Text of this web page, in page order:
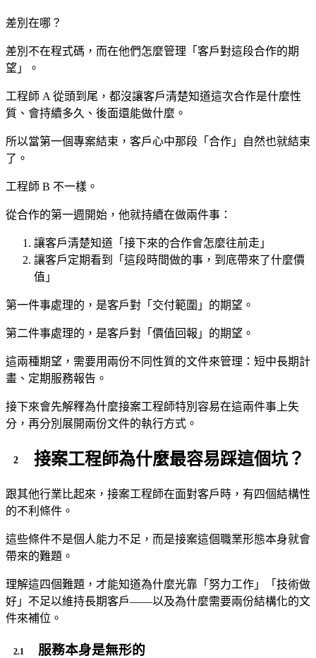
差別在哪？
差別不在程式碼，而在他們怎麼管理「客戶對這段合作的期
望」。
工程師 A 從頭到尾，都沒讓客戶清楚知道這次合作是什麼性
質、會持續多久、後面還能做什麼。
所以當第一個專案結束，客戶心中那段「合作」自然也就結束
了。
工程師 B 不一樣。
從合作的第一週開始，他就持續在做兩件事：
讓客戶清楚知道「接下來的合作會怎麼往前走」
讓客戶定期看到「這段時間做的事，到底帶來了什麼價
值」
第一件事處理的，是客戶對「交付範圍」的期望。
第二件事處理的，是客戶對「價值回報」的期望。
這兩種期望，需要用兩份不同性質的文件來管理：短中長期計
畫、定期服務報告。
接下來會先解釋為什麼接案工程師特別容易在這兩件事上失
分，再分別展開兩份文件的執行方式。
接案工程師為什麼最容易踩這個坑？
跟其他行業比起來，接案工程師在面對客戶時，有四個結構性
的不利條件。
這些條件不是個人能力不足，而是接案這個職業形態本身就會
帶來的難題。
理解這四個難題，才能知道為什麼光靠「努力工作」「技術做
好」不足以維持長期客戶——以及為什麼需要兩份結構化的文
件來補位。
服務本身是無形的